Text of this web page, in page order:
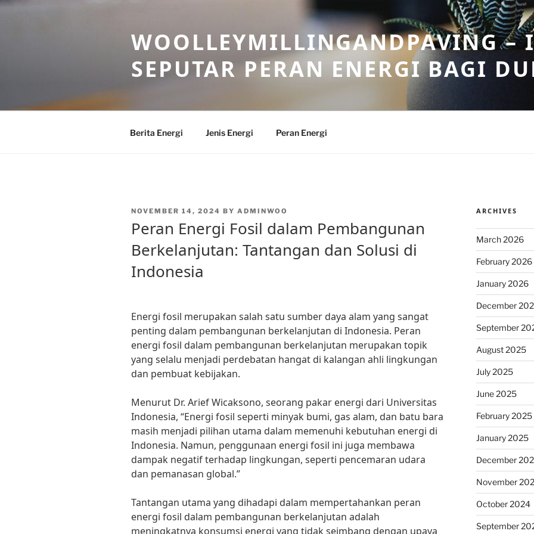
Skip
WOOLLEYMILLINGANDPAVING –
SEPUTAR PERAN ENERGI BAGI
Berita Energi Jenis Energi Peran Energi
POSTED
NOVEMBER 14, 2024 BY ADMINWOO
Peran Energi Fosil dalam Pembangunan
Berkelanjutan: Tantangan dan Solusi di
Indonesia
Energi fosil merupakan salah satu sumber daya alam yang sangat
penting dalam pembangunan berkelanjutan di Indonesia. Peran
energi fosil dalam pembangunan berkelanjutan merupakan topik
yang selalu menjadi perdebatan hangat di kalangan ahli lingkungan
dan pembuat kebijakan.
Menurut Dr. Arief Wicaksono, seorang pakar energi dari Universitas
Indonesia, “Energi fosil seperti minyak bumi, gas alam, dan batu bara
masih menjadi pilihan utama dalam memenuhi kebutuhan energi di
Indonesia. Namun, penggunaan energi fosil ini juga membawa
dampak negatif terhadap lingkungan, seperti pencemaran udara
dan pemanasan global.”
Tantangan utama yang dihadapi dalam mempertahankan peran
energi fosil dalam pembangunan berkelanjutan adalah
meningkatnya konsumsi energi yang tidak seimbang dengan upaya
ARCHIVES
March 2026
February 2026
January 2026
December
September
August 2025
July 2025
June 2025
February 2025
January 2025
December
November
October 2024
September